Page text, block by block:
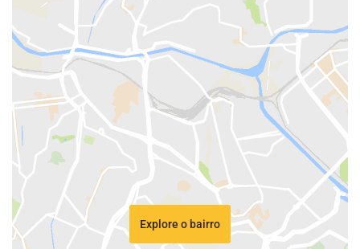
Explore o bairro